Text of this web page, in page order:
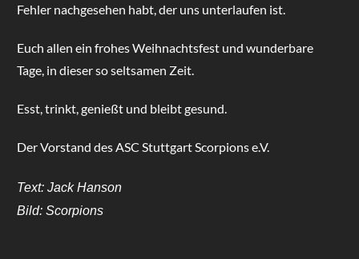
Fehler nachgesehen habt, der uns unterlaufen ist.
Euch allen ein frohes Weihnachtsfest und wunderbare
Tage, in dieser so seltsamen Zeit.
Esst, trinkt, genießt und bleibt gesund.
Der Vorstand des ASC Stuttgart Scorpions e.V.
Text: Jack Hanson
Bild: Scorpions